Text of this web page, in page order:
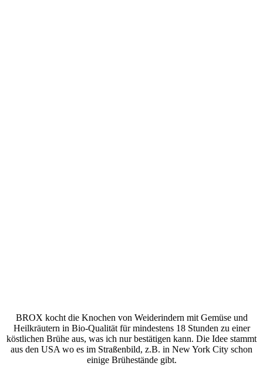
BROX kocht die Knochen von Weiderindern mit Gemüse und
Heilkräutern in Bio-Qualität für mindestens 18 Stunden zu einer
köstlichen Brühe aus, was ich nur bestätigen kann. Die Idee stammt
aus den USA wo es im Straßenbild, z.B. in New York City schon
einige Brühestände gibt.